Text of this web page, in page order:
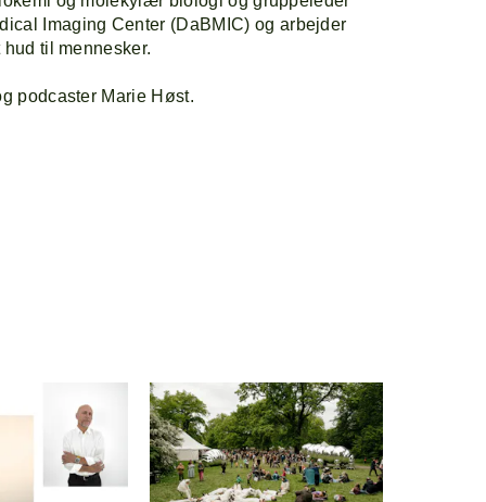
Imaging Center (DaBMIC) og arbejder
til mennesker.
podcaster Marie Høst.